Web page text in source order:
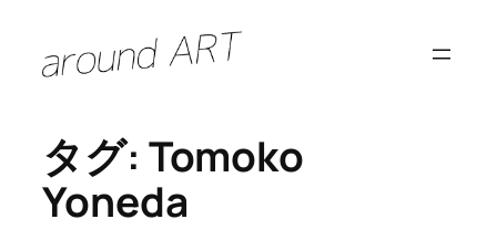
タグ: Tomoko
Yoneda